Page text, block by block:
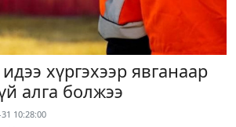
хүргэхээр явганаар
алга болжээ
10:28:00